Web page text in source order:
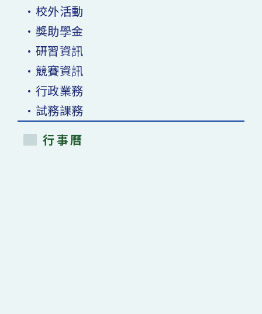
•校外活動
•獎助學金
•研習資訊
•競賽資訊
•行政業務
•試務課務
行事曆